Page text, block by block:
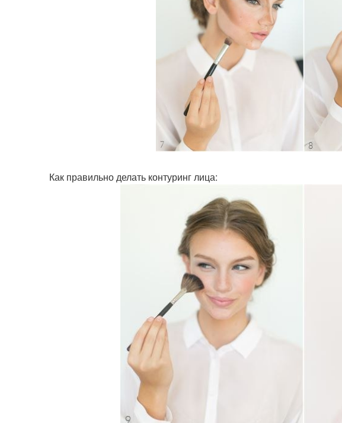
Как правильно делать контуринг лица: